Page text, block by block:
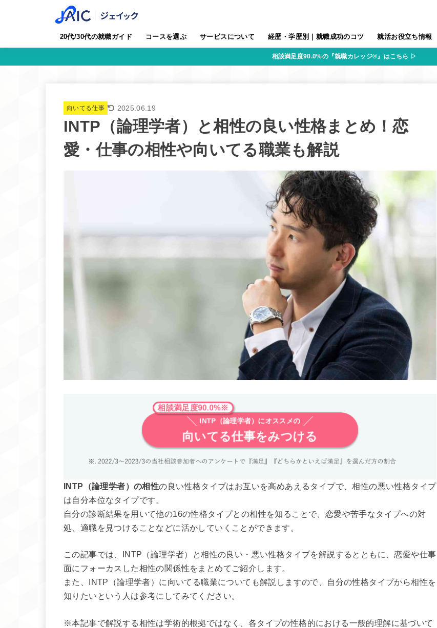
20代/30代の就職ガイド コースを選ぶ サービスについて 経歴・学歴別｜就職成功のコツ 就活お役立ち情報
相談満足度90.0%の『就職カレッジ®』はこちら ▷
向いてる仕事 2025.06.19
INTP（論理学者）と相性の良い性格まとめ！恋
愛・仕事の相性や向いてる職業も解説
相談満足度90.0%※
INTP（論理学者）にオススメの
向いてる仕事をみつける
INTP（論理学者）の相性の良い性格タイプはお互いを高めあえるタイプで、相性の悪い性格タイプ
は自分本位なタイプです。
自分の診断結果を用いて他の16の性格タイプとの相性を知ることで、恋愛や苦手なタイプへの対
処、適職を見つけることなどに活かしていくことができます。
この記事では、INTP（論理学者）と相性の良い・悪い性格タイプを解説するとともに、恋愛や仕事
面にフォーカスした相性の関係性をまとめてご紹介します。
また、INTP（論理学者）に向いてる職業についても解説しますので、自分の性格タイプから相性を
知りたいという人は参考にしてみてください。
※本記事で解説する相性は学術的根拠ではなく、各タイプの性格的における一般的理解に基づいて